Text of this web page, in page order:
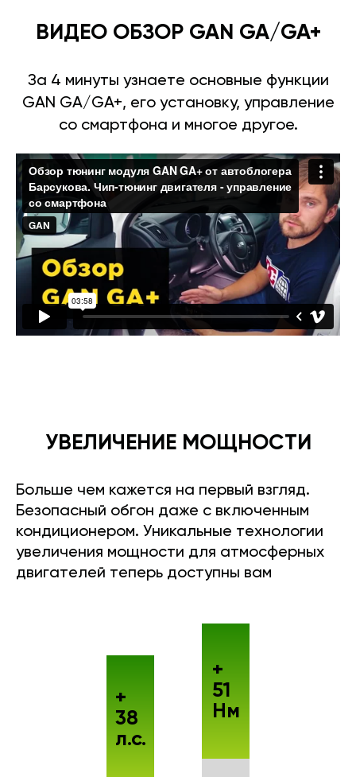
ВИДЕО ОБЗОР GAN GA/GA+
За 4 минуты узнаете основные функции
GAN GA/GA+, его установку, управление
со смартфона и многое другое.
УВЕЛИЧЕНИЕ МОЩНОСТИ
Больше чем кажется на первый взгляд.
Безопасный обгон даже с включенным
кондиционером. Уникальные технологии
увеличения мощности для атмосферных
двигателей теперь доступны вам
+
38
л.с.
+
51
Нм